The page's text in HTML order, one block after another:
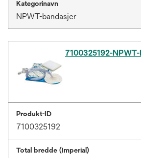
Kategorinavn
NPWT-bandasjer
7100325192-
Produkt-ID
7100325192
Total bredde (Imperial)